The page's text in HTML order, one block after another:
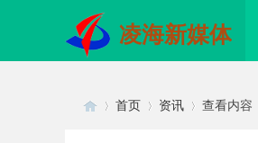
凌海新媒体
首页 资讯 查看内容